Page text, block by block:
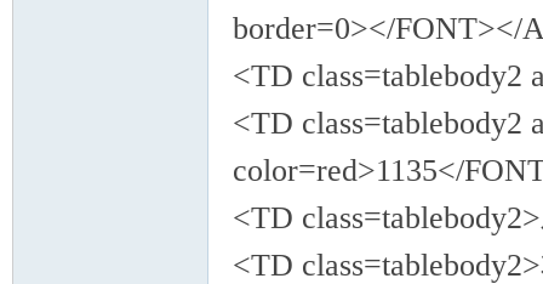
border=0></FONT></
<TD
<TD class=tablebody2
color=red>1135</
<TD
<TD